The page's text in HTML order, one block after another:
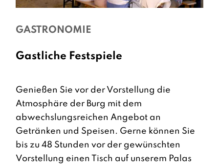
GASTRONOMIE
Gastliche Festspiele
Genießen Sie vor der Vorstellung die
Atmosphäre der Burg mit dem
abwechslungsreichen Angebot an
Getränken und Speisen. Gerne können Sie
bis zu 48 Stunden vor der gewünschten
Vorstellung einen Tisch auf unserem Palas